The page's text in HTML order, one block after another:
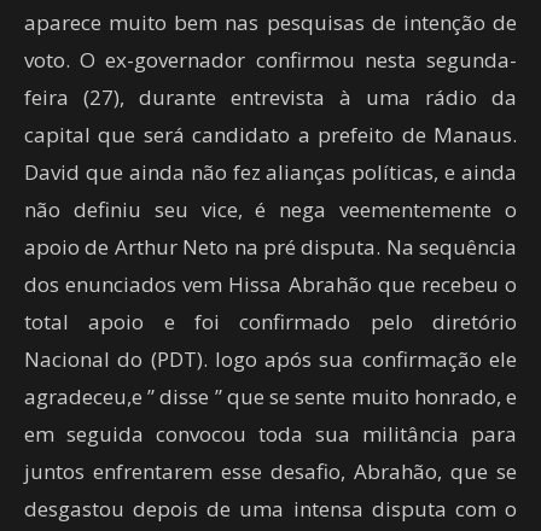
aparece muito bem nas pesquisas de intenção de
voto. O ex-governador confirmou nesta segunda-
feira (27), durante entrevista à uma rádio da
capital que será candidato a prefeito de Manaus.
David que ainda não fez alianças políticas, e ainda
não definiu seu vice, é nega veementemente o
apoio de Arthur Neto na pré disputa. Na sequência
dos enunciados vem Hissa Abrahão que recebeu o
total apoio e foi confirmado pelo diretório
Nacional do (PDT). logo após sua confirmação ele
agradeceu,e ” disse ” que se sente muito honrado, e
em seguida convocou toda sua militância para
juntos enfrentarem esse desafio, Abrahão, que se
desgastou depois de uma intensa disputa com o